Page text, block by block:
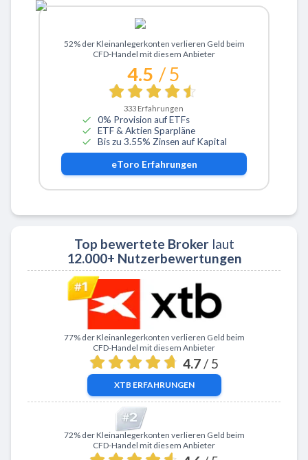
Zu eToro
52% der Kleinanlegerkonten verlieren Geld beim
CFD-Handel mit diesem Anbieter
4.5 / 5
333 Erfahrungen
0% Provision auf ETFs
ETF & Aktien Sparpläne
Bis zu 3.55% Zinsen auf Kapital
eToro Erfahrungen
Top bewertete Brokerlaut
12.000+ Nutzerbewertungen
Zu XTB
77% der Kleinanlegerkonten verlieren Geld beim
CFD-Handel mit diesem Anbieter
4.7 / 5
XTB ERFAHRUNGEN
Zu ActivTrades
72% der Kleinanlegerkonten verlieren Geld beim
CFD-Handel mit diesem Anbieter